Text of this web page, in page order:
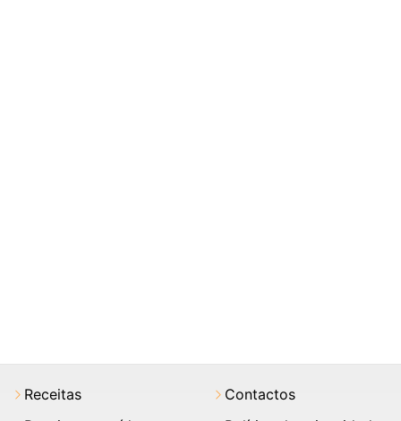
Receitas
Contactos